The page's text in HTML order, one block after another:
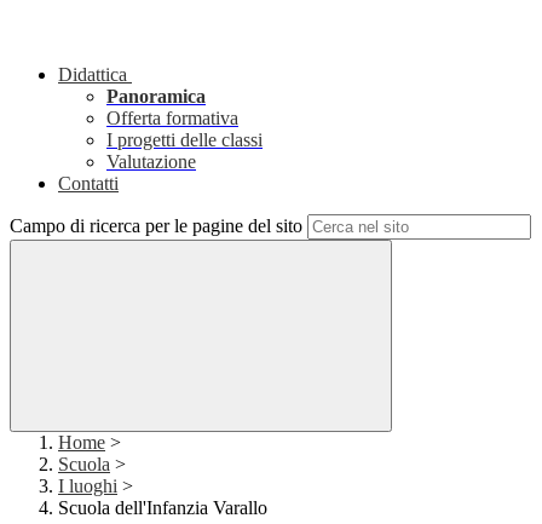
Didattica
Panoramica
Offerta formativa
I progetti delle classi
Valutazione
Contatti
Campo di ricerca per le pagine del sito
Home >
Scuola >
I luoghi >
Scuola dell'Infanzia Varallo